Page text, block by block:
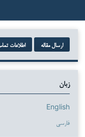
ارسال مقاله اطلاعات
زبان
English
فارسی